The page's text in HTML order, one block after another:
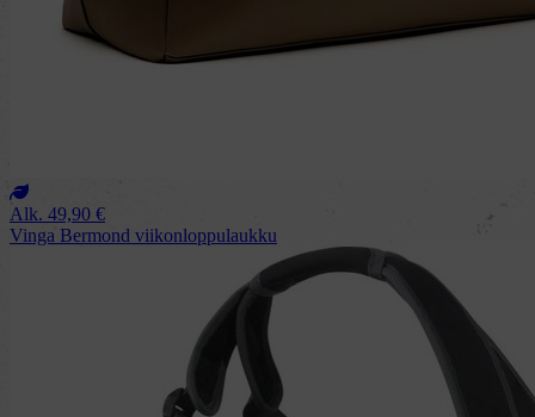
Alk. 49,90 €
Vinga Bermond viikonloppulaukku